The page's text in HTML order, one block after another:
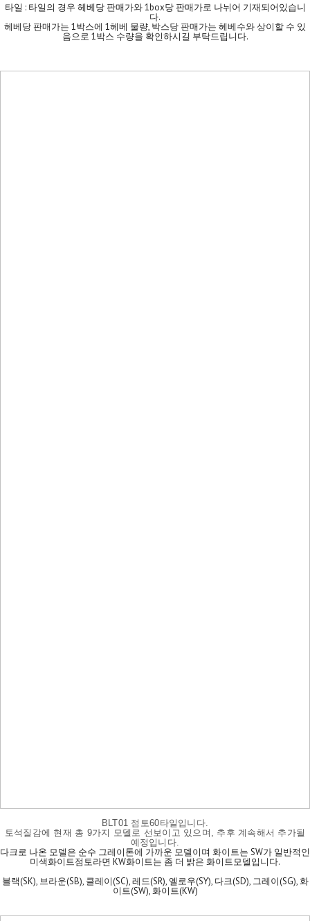
타일 : 타일의 경우 헤베당 판매가와 1box당 판매가로 나뉘어 기재되어있습니
다.
헤베당 판매가는 1박스에 1헤베 물량, 박스당 판매가는 헤베수와 상이할 수 있
음으로 1박스 수량을 확인하시길 부탁드립니다.
BLT01 점토60타일입니다.
토석질감에 현재 총 9가지 모델로 선보이고 있으며, 추후 계속해서 추가될
예정입니다.
다크로 나온 모델은 순수 그레이톤에 가까운 모델이며 화이트는 SW가 일반적인
미색화이트점토라면 KW화이트는 좀 더 밝은 화이트모델입니다.
블랙(SK), 브라운(SB), 클레이(SC), 레드(SR), 옐로우(SY), 다크(SD), 그레이(SG), 화
이트(SW), 화이트(KW)